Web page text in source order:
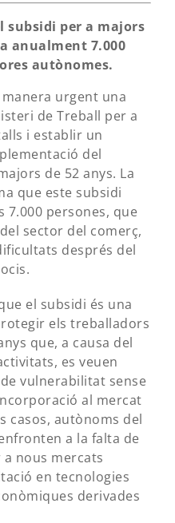
subsidi per a majors
anualment 7.000
autònomes.
manera urgent una
de Treball per a
i establir un
del
de 52 anys. La
que este subsidi
7.000 persones, que
sector del comerç,
després del
el subsidi és una
els treballadors
que, a causa del
es veuen
vulnerabilitat sense
al mercat
casos, autònoms del
a la falta de
nous mercats
en tecnologies
derivades